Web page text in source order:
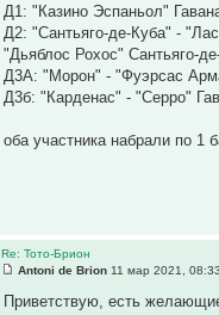
Д1: "Казино Эспаньол"
Д2: "Сантьяго-де-Куба" -
"Дьяблос Рохос" Сантьяго-
Д3А: "Морон" - "Фуэрсас
Д3б: "Карденас" - "Серро"
оба участника набрали по 1
Re: Тото-Брион
Antoni de Brion 11 мар 2021, 08:33
Приветствую, есть